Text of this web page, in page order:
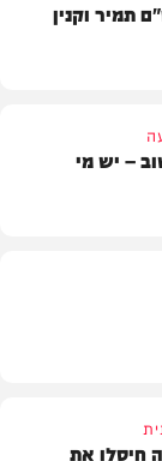
תמיר וקנין
– יש מי
חיסלו את